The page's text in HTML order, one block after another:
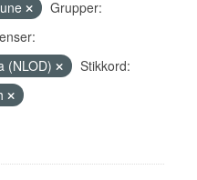
Grupper:
(NLOD)
Stikkord: